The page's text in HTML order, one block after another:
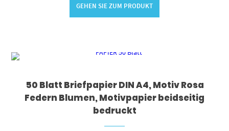
GEHEN SIE ZUM PRODUKT
50 Blatt Briefpapier DIN A4, Motiv Rosa
Federn Blumen, Motivpapier beidseitig
bedruckt